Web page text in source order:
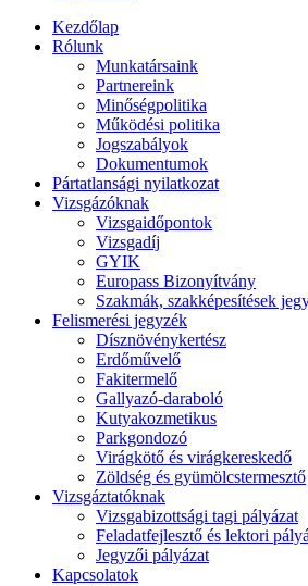
Kezdőlap
Rólunk
Munkatársaink
Partnereink
Minőségpolitika
Működési politika
Jogszabályok
Dokumentumok
Pártatlansági nyilatkozat
Vizsgázóknak
Vizsgaidőpontok
Vizsgadíj
GYIK
Europass Bizonyítvány
Szakmák, szakképesítések
Felismerési jegyzék
Dísznövénykertész
Erdőművelő
Fakitermelő
Gallyazó-daraboló
Kutyakozmetikus
Parkgondozó
Virágkötő és virágkereskedő
Zöldség és gyümölcstermesztő
Vizsgáztatóknak
Vizsgabizottsági tagi pályázat
Feladatfejlesztő és lektori
Jegyzői pályázat
Kapcsolatok